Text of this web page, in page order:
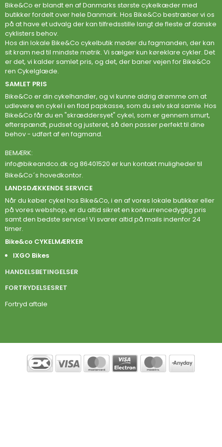
Bike&Co er blandt en af Danmarks største cykelkæder med
butikker fordelt over hele Danmark. Hos Bike&Co bestræber vi os
på at have et udvalg der kan tilfredsstille langt de fleste af danske
cyklisters behov.
Hos din lokale Bike&Co cykelbutik møder du fagmanden, der kan
sit kram ned til mindste møtrik. Vi sælger kun køreklare cykler. Det
er det, vi kalder samlet pris, og det, der baner vejen for Bike&Co
ren Cykelglæde.
SAMLET PRIS
Bike&Co er din cykelhandler, og vi kunne aldrig drømme om at
udlevere en cykel i en flad papkasse, som du selv skal samle. Hos
Bike&Co får du en "skræddersyet" cykel, som er gennem smurt,
efterspændt, pudset og justeret, så den passer perfekt til dine
behov - udført af en fagmand.
BEMÆRK:
info@bikeandco.dk og 86401520 er kun kontakt muligheder til
Bike&Co´s hovedkontor.
LANDSDÆKKENDE SERVICE
Når du køber cykel hos Bike&Co, i en af vores lokale butikker eller
på vores webshop, er du altid sikret en konkurrencedygtig pris
samt den bedste service! Vi svarer altid på mails indenfor 24
timer.
Bike&co CYKELMÆRKER
IXGO Bikes
HANDELSBETINGELSER
FORTRYDELSESRET
Fortryd aftale